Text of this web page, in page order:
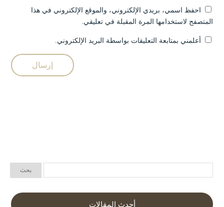
احفظ اسمي، بريدي الإلكتروني، والموقع الإلكتروني في هذا
المتصفح لاستخدامها المرة المقبلة في تعليقي.
أعلمني بمتابعة التعليقات بواسطة البريد الإلكتروني.
أحدث المقالات